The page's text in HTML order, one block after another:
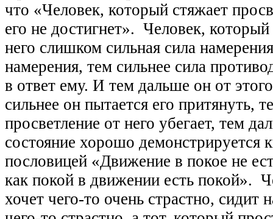
что «Человек, который стяжает
его не достигнет». Человек,
него слишком сильная сила
намерения, тем сильнее сила
в ответ ему. И тем дальше он от
сильнее он пытается его притянуть,
просветление от него убегает, тем
состояние хорошо демонстрируется
пословицей «Движение в покое не
как покой в движении есть покой».
хочет чего-то очень страстно, сидит